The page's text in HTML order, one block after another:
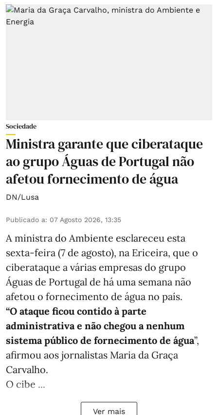
Sociedade
Ministra garante que ciberataque
ao grupo Águas de Portugal não
afetou fornecimento de água
DN/Lusa
Publicado a: 07 Agosto 2026, 13:35
A ministra do Ambiente esclareceu esta
sexta-feira (7 de agosto), na Ericeira, que o
ciberataque a várias empresas do grupo
Águas de Portugal de há uma semana não
afetou o fornecimento de água no país.
“O ataque ficou contido à parte
administrativa e não chegou a nenhum
sistema público de fornecimento de água”,
afirmou aos jornalistas Maria da Graça
Carvalho.
O cibe ...
Ver mais